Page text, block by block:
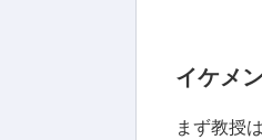
イケメ
まず教授は